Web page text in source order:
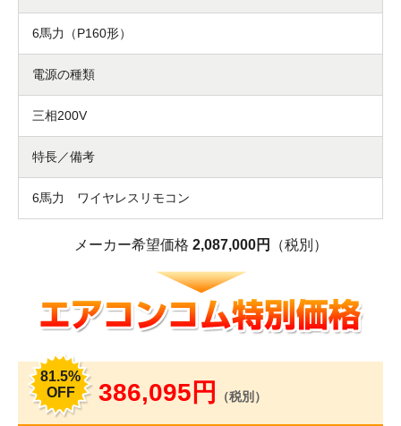
6馬力（P160形）
電源の種類
三相200V
特長／備考
6馬力 ワイヤレスリモコン
メーカー希望価格 2,087,000円 （税別）
81.5%
OFF
386,095円 （税別）